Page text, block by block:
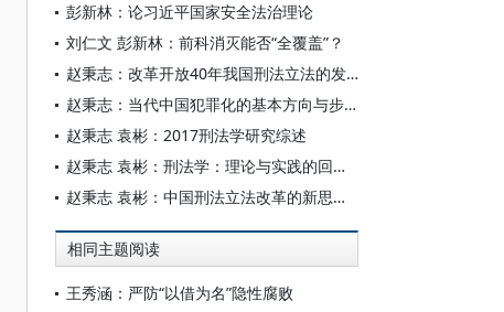
彭新林：论习近平国家安全法治理论
刘仁文 彭新林：前科消灭能否“全覆盖”？
赵秉志：改革开放40年我国刑法立法的发展及其完善
赵秉志：当代中国犯罪化的基本方向与步骤——以《刑法修正案（九）》为主要视角
赵秉志 袁彬：2017刑法学研究综述
赵秉志 袁彬：刑法学：理论与实践的回顾、反思及前瞻
赵秉志 袁彬：中国刑法立法改革的新思维——以《刑法修正案（九）》为中心
相同主题阅读
王秀涵：严防“以借为名”隐性腐败